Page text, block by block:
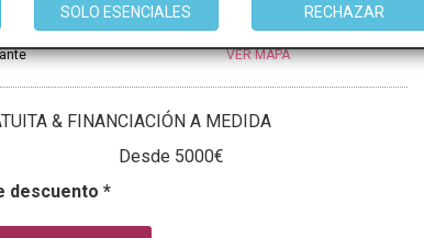
SOLO ESENCIALES RECHAZAR
VER MAPA
& FINANCIACIÓN A MEDIDA
Desde 5000€
descuento *